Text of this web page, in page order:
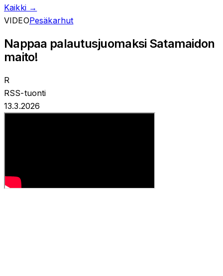
Kaikki →
VIDEOPesäkarhut
Nappaa palautusjuomaksi Satamaidon
maito!
R
RSS-tuonti
13.3.2026